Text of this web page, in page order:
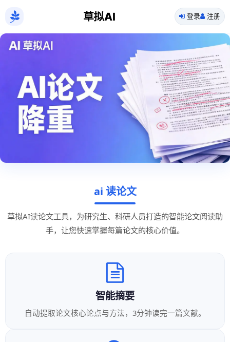
草拟AI 登录 注册
ai 读论文
草拟AI读论文工具，为研究生、科研人员打造的智能论文阅读助
手，让您快速掌握每篇论文的核心价值。
智能摘要
自动提取论文核心论点与方法，3分钟读完一篇文献。